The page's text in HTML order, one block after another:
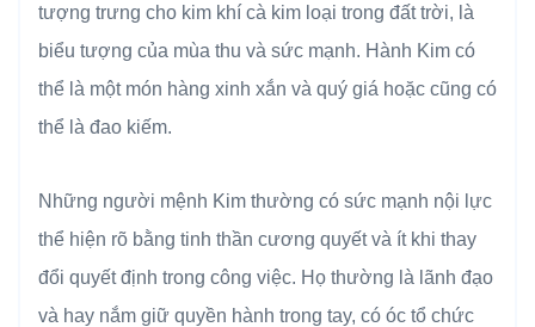
tượng trưng cho kim khí cà kim loại trong đất trời, là
biểu tượng của mùa thu và sức mạnh. Hành Kim có
thể là một món hàng xinh xắn và quý giá hoặc cũng có
thể là đao kiếm.
Những người mệnh Kim thường có sức mạnh nội lực
thể hiện rõ bằng tinh thần cương quyết và ít khi thay
đổi quyết định trong công việc. Họ thường là lãnh đạo
và hay nắm giữ quyền hành trong tay, có óc tổ chức